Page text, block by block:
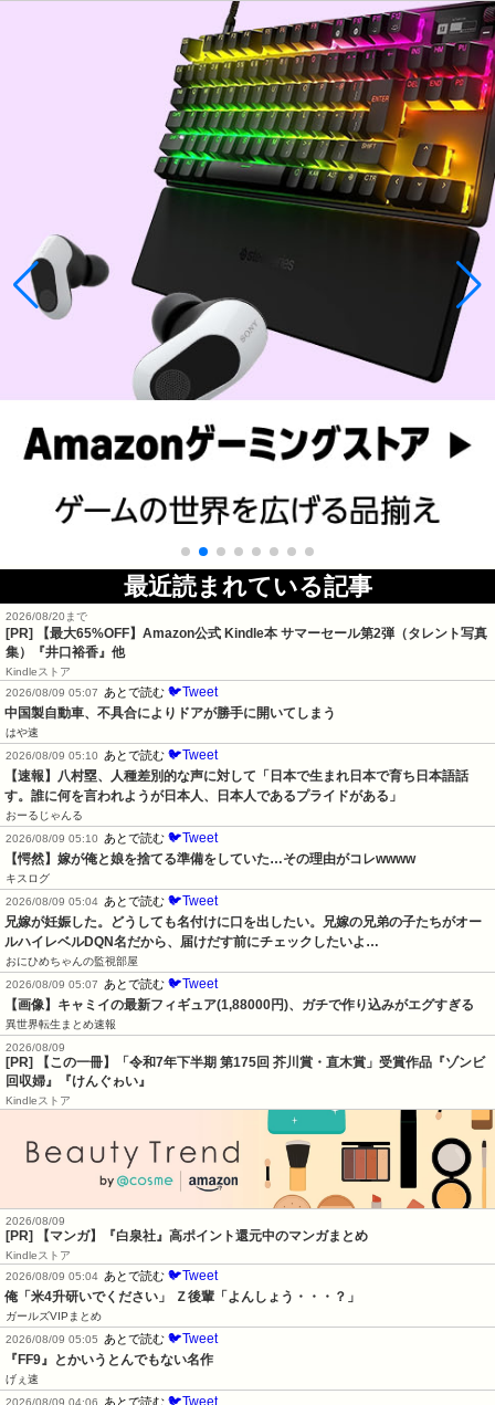
最近読まれている記事
2026/08/20まで
[PR]
【最大65%OFF】Amazon公式 Kindle本 サマーセール第2弾（タレント写真
集）『井口裕香』他
Kindleストア
2026/08/09 05:07
あとで読む 🐦Tweet
中国製自動車、不具合によりドアが勝手に開いてしまう
はや速
2026/08/09 05:10
あとで読む 🐦Tweet
【速報】八村塁、人種差別的な声に対して「日本で生まれ日本で育ち日本語話
す。誰に何を言われようが日本人、日本人であるプライドがある」
おーるじゃんる
2026/08/09 05:10
あとで読む 🐦Tweet
【愕然】嫁が俺と娘を捨てる準備をしていた…その理由がコレwwww
キスログ
2026/08/09 05:04 あとで読む 🐦Tweet
兄嫁が妊娠した。どうしても名付けに口を出したい。兄嫁の兄弟の子たちがオー
ルハイレベルDQN名だから、届けだす前にチェックしたいよ…
おにひめちゃんの監視部屋
2026/08/09 05:07
あとで読む 🐦Tweet
【画像】キャミイの最新フィギュア(1,88000円)、ガチで作り込みがエグすぎる
異世界転生まとめ速報
2026/08/09
[PR] 【この一冊】「令和7年下半期 第175回 芥川賞・直木賞」受賞作品『ゾンビ
回収婦』『けんぐゎい』
Kindleストア
2026/08/09
[PR] 【マンガ】『白泉社』高ポイント還元中のマンガまとめ
Kindleストア
2026/08/09 05:04 あとで読む 🐦Tweet
俺「米4升研いでください」 Ｚ後輩「よんしょう・・・？」
ガールズVIPまとめ
2026/08/09 05:05
あとで読む 🐦Tweet
『FF9』とかいうとんでもない名作
げぇ速
2026/08/09 04:06
あとで読む